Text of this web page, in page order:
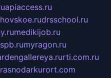
apiaccess.ru
drsschool.ru
medikijob.ru
myragon.ru
rti.com.ru